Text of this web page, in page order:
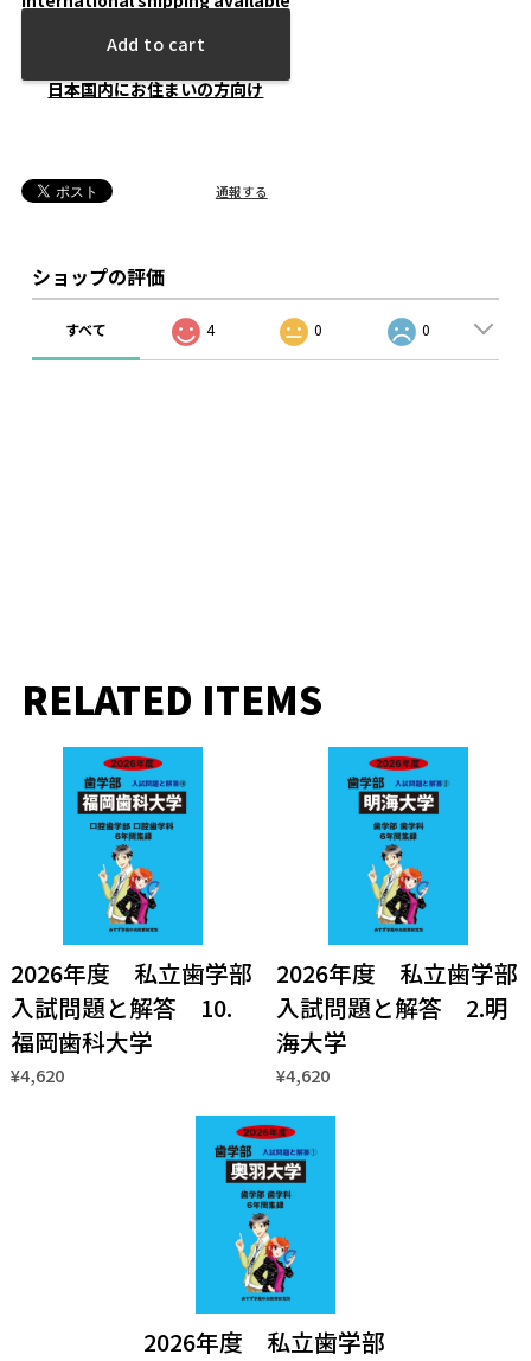
Add to cart
日本国内にお住まいの方向け
通報する
ショップの評価
すべて 4 0 0
RELATED ITEMS
2026年度 私立歯学部
入試問題と解答 10.
福岡歯科大学
¥4,620
2026年度 私立歯学部
入試問題と解答 2.明
海大学
¥4,620
2026年度 私立歯学部